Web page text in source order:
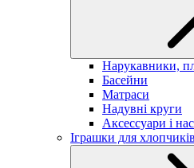
Нарукавники,
Басейни
Матраси
Надувні круги
Аксессуари і
Іграшки для хлопчиків